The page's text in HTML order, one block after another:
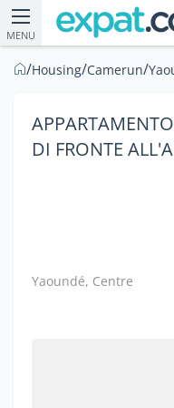
MENU
/Housing/Camerun/
DI FRONTE
Yaoundé, Centre